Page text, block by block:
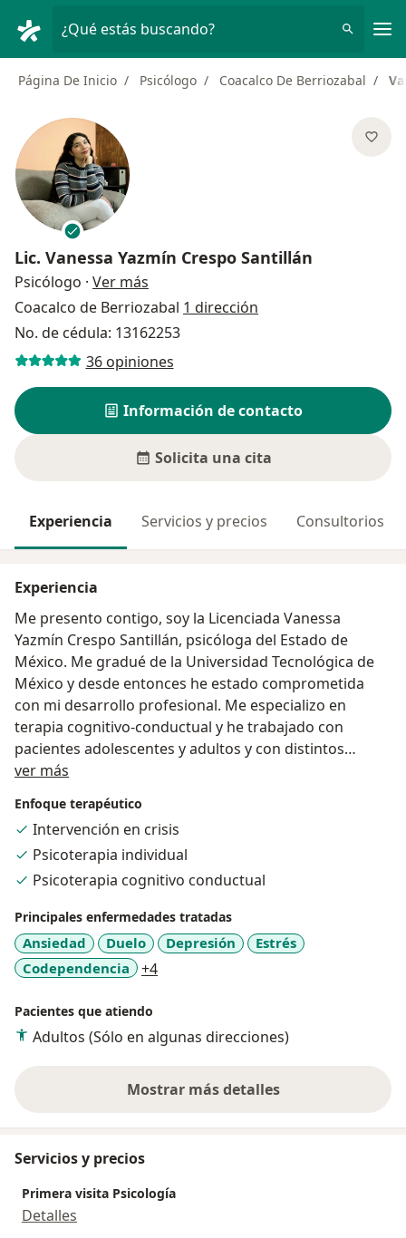
¿Qué estás buscando?
Página De Inicio Psicólogo Coacalco De Berriozabal
Lic. Vanessa Yazmín Crespo Santillán
Psicólogo · Ver más
Coacalco de Berriozabal 1 dirección
No. de cédula: 13162253
36 opiniones
Información de contacto
Solicita una cita
Experiencia Servicios y precios Consultorios
Experiencia
Me presento contigo, soy la Licenciada Vanessa
Yazmín Crespo Santillán, psicóloga del Estado de
México. Me gradué de la Universidad Tecnológica de
México y desde entonces he estado comprometida
con mi desarrollo profesional. Me especializo en
terapia cognitivo-conductual y he trabajado con
pacientes adolescentes y adultos y con distintos
problemas de salud mental. Me enfoco en
que mis pacientes se sientan cómodos al compartir
sus preocupaciones y problemas. Estoy comprometida
con la mejora continua y, por eso, sigo participando en
cursos y capacitaciones para mejorar mis habilidades
ver más
Enfoque terapéutico
Intervención en crisis
Psicoterapia individual
Psicoterapia cognitivo conductual
Principales enfermedades tratadas
Ansiedad Duelo Depresión
Estrés
Codependencia
+4a11y_sr_more_diseases
Pacientes que atiendo
Adultos (Sólo en algunas direcciones)
Mostrar más detalles
sobre la experiencia
Servicios y precios
Primera visita Psicología
Detalles